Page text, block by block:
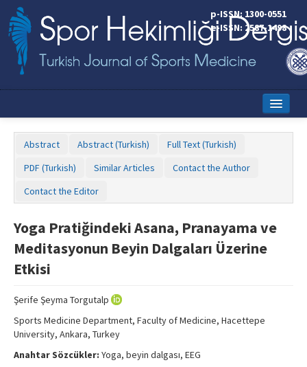
p-ISSN: 1300-0551
e-ISSN: 2587-1498
Editorial Board
Instructions to Authors
Copyright Transfer Form
Contact Us
Abstract Abstract (Turkish)
Full Text (Turkish)
PDF (Turkish)
Similar Articles
Contact the Author
Contact the Editor
Yoga Pratiğindeki Asana, Pranayama ve
Meditasyonun Beyin Dalgaları Üzerine
Etkisi
Şerife Şeyma Torgutalp
Sports Medicine Department, Faculty of Medicine, Hacettepe
University, Ankara, Turkey
Anahtar Sözcükler: Yoga, beyin dalgası, EEG